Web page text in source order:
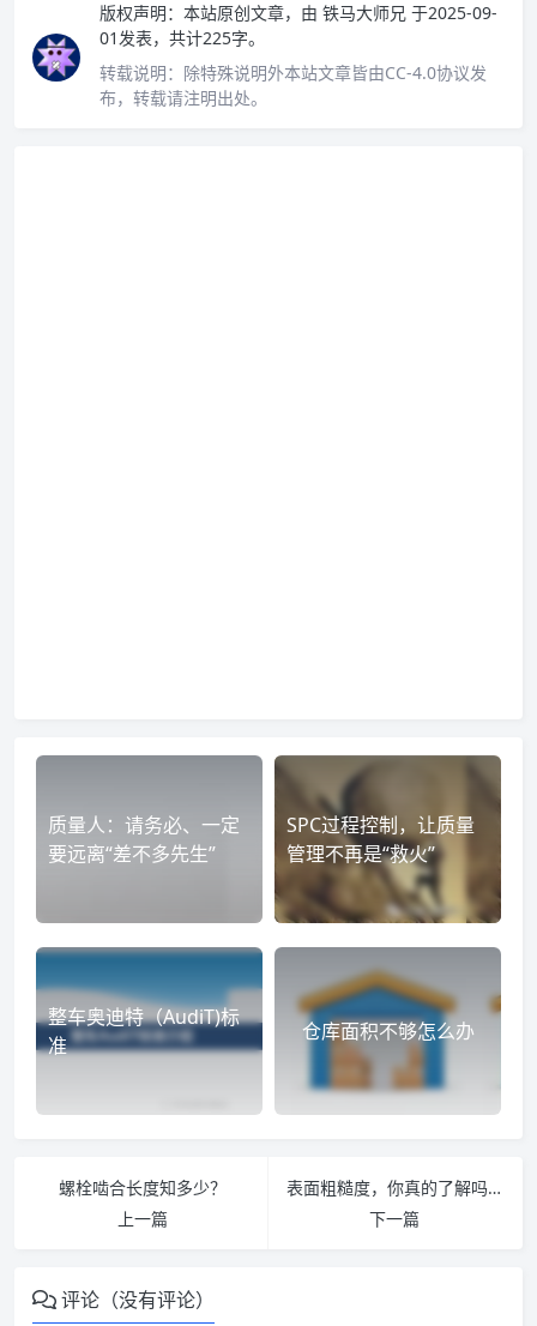
版权声明： 本站原创文章，由 铁马大师兄 于2025-09-
01发表，共计225字。
转载说明： 除特殊说明外本站文章皆由CC-4.0协议发
布，转载请注明出处。
质量人：请务必、一定
要远离“差不多先生”
SPC过程控制，让质量
管理不再是“救火”
整车奥迪特（AudiT)标
准
仓库面积不够怎么办
螺栓啮合长度知多少？
上一篇
表面粗糙度，你真的了解吗？
下一篇
评论（没有评论）